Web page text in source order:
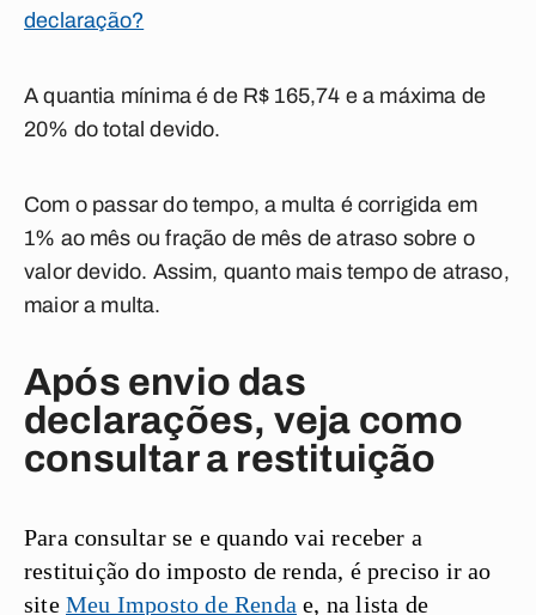
declaração?
A quantia mínima é de R$ 165,74 e a máxima de
20% do total devido.
Com o passar do tempo, a multa é corrigida em
1% ao mês ou fração de mês de atraso sobre o
valor devido. Assim, quanto mais tempo de atraso,
maior a multa.
Após envio das
declarações, veja como
consultar a restituição
Para consultar se e quando vai receber a
restituição do imposto de renda, é preciso ir ao
site Meu Imposto de Renda e, na lista de